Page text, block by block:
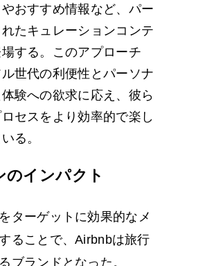
おすすめ情報など、パー
たキュレーションコンテ
する。このアプローチ
世代の利便性とパーソナ
験への欲求に応え、彼ら
セスをより効率的で楽し
る。
のインパクト
ターゲットに効果的なメ
ることで、Airbnbは旅行
ブランドとなった。